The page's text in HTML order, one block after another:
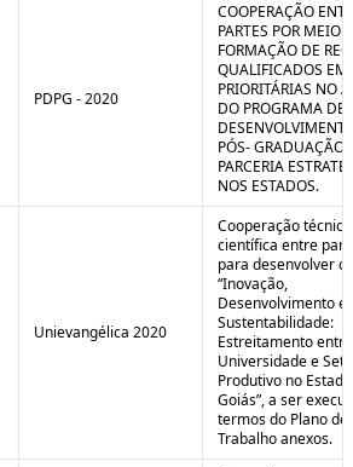
PDPG - 2020
COOPERAÇÃO
PARTES POR MEIO
FORMAÇÃO DE
QUALIFICADOS EM
PRIORITÁRIAS NO
DO PROGRAMA DE
PÓS- GRADUAÇÃO
PARCERIA
NOS ESTADOS.
Unievangélica 2020
Cooperação
científica entre
para desenvolver o
“Inovação,
Desenvolvimento e
Sustentabilidade:
Estreitamento entre
Universidade e
Produtivo no
Goiás”, a ser
termos do Plano de
Trabalho anexos.